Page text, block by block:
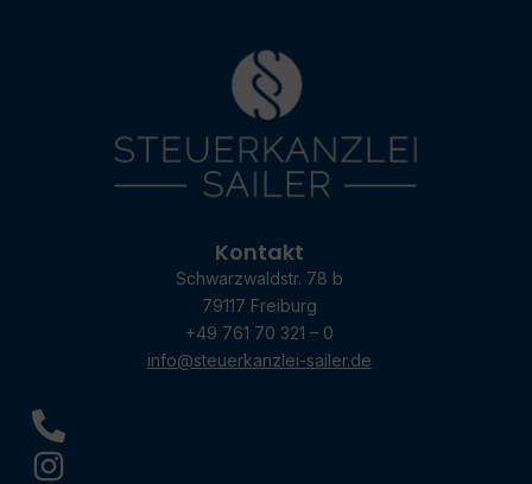
Kontakt
Schwarzwaldstr. 78 b
79117 Freiburg
+49 761 70 321 – 0
info@steuerkanzlei-sailer.de